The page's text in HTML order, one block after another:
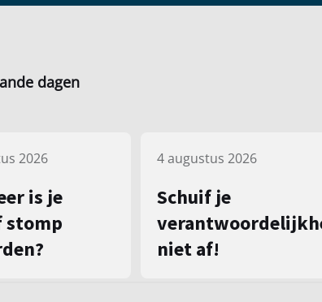
dagen
2026
is je
stomp
4 augustus 2026
Schuif je
niet af!